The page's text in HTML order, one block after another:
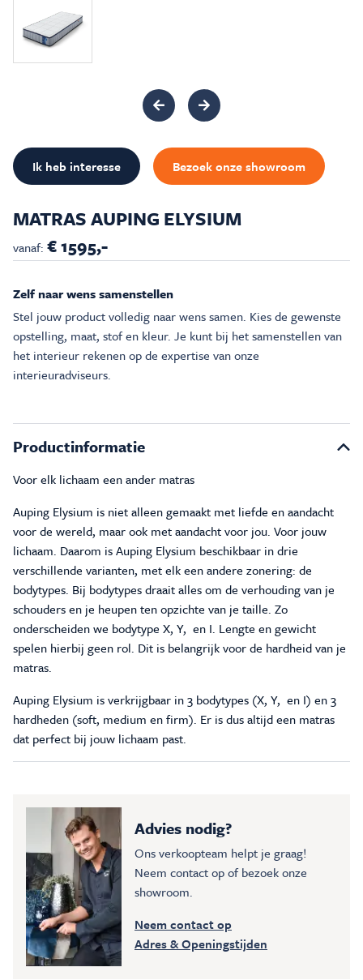
Inspiratie & Advies
MATRAS AUPING ELYSIUM
vanaf: € 1595,-
Zelf naar wens samenstellen
Stel jouw product volledig naar wens samen. Kies de gewenste
opstelling, maat, stof en kleur. Je kunt bij het samenstellen van
het interieur rekenen op de expertise van onze
interieuradviseurs.
Ik heb interesse Bezoek onze showroom
Productinformatie
Voor elk lichaam een ander matras
Auping Elysium is niet alleen gemaakt met liefde en aandacht
voor de wereld, maar ook met aandacht voor jou. Voor jouw
lichaam. Daarom is Auping Elysium beschikbaar in drie
verschillende varianten, met elk een andere zonering: de
bodytypes. Bij bodytypes draait alles om de verhouding van je
schouders en je heupen ten opzichte van je taille. Zo
onderscheiden we bodytype X, Y, en I. Lengte en gewicht
spelen hierbij geen rol. Dit is belangrijk voor de hardheid van je
matras.
Auping Elysium is verkrijgbaar in 3 bodytypes (X, Y, en I) en 3
hardheden (soft, medium en firm). Er is dus altijd een matras
dat perfect bij jouw lichaam past.
Advies nodig?
Ons verkoopteam helpt je graag!
Neem contact op of bezoek onze
showroom.
Neem contact op
Adres & Openingstijden